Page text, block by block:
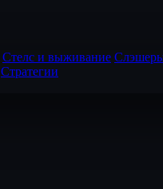
Стелс и выживание
Стратегии